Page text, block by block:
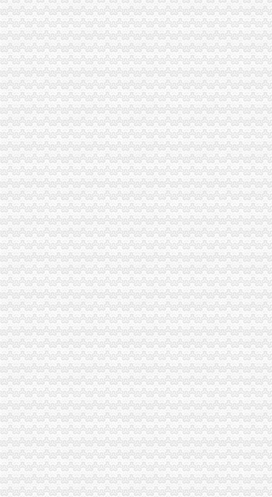
【2017年重庆欣渝财务代理有限公司（欣渝财务代理）新招聘信息_
重庆圜镒财务管理有限公司-圜镒财务-重庆圜镒财务-重庆财务管理公司-
圈子-重庆机电集团财务公司获批筹建
重庆财务服务会计招聘|重庆财务服务会计职位信息汇总|财务服务会计
工商动态
城口局全面启动“四大一重点”重庆代理记账工作
中纪委监察部驻国家工商总局纪检组监察局调研组对我市重庆代账公司工商系
荣昌局重庆公司注销四举措建立与监管对象联系服务机制
大足局“五举措”重庆财务公司加干部队伍建设
永川局广告监管工作力争“五突破”重庆代账公司
渝中局重庆发票申请解放碑工商所积造工商巡逻车流动岗哨
綦江局、重庆分公司注册綦江个协为灾区募集捐款23万余元
重庆工商系统充分发扬团结互助精大力开展对四川灾区的重庆代理报税援助工作
巫溪局重庆代理记账全面行动震救灾
沙坪坝局提出加基层规范化建设应着力从树立“四种意识”重庆发票申请上下功夫
秀山局重庆代账公司认真开展地震灾后稳定工作
一方有难 八方支援:南岸局重庆代理记账向梁平局紧急捐款2万元
渝中局抓好“六个结合”重庆代理报税食品质量监测分析会受到企业好评
总局重庆代账公司副局长钟攸平出席第八届中国西部家具建材博览会
酉局重庆发票申请三项措施推进农民专业合作社实施商标品牌战略
潼南局重庆代理记账四项措施关心基层工商所干部
万州区局重庆分公司注册六个围绕化产品质量和食品安全工作
城口局重庆进出口权四措施化宣思想工作
秀山局突出六项重点狠抓“五一”重庆代理记账市场监管
大渡口区工商分局把联合征信系统的重庆发票申请应用延伸到主要领导及相关
大足局重庆公司注销加案件数据质量建设 促进执法案件规范化
沙坪坝局对获驰名商标、著名商标的重庆代理记账9家企业授牌表彰
沙坪坝局建立“四机制”重庆进出口权提高监管执法效能
巫山局突出”重庆分公司注册四抓“推动大讨论活动顺利开展
北碚局重庆发票申请三措并举深入开展大讨论
一季度9695名下岗失业人员在民营经济领域再就业 申办企业热增高
农转非创业优惠政策落到实处 全市重庆代账公司工商部门一季度减费6万余元
巫山局推行四项制度规范农资市重庆财务公司场
南岸区副区长汪建华到分局重庆代理记账现场办公解决问题
南川局重庆分公司注册开展走近乡镇（街道办事处）活动
合川局推出“季度重点目标推进会”重庆公司注销新举措
荣昌局重庆代理报税确定四月份食品快速检测四大重点
北碚局“四个三”重庆发票申请力促腐倡廉建设
万盛局“四个化”重庆代账公司提高政务信息和外宣工作水平